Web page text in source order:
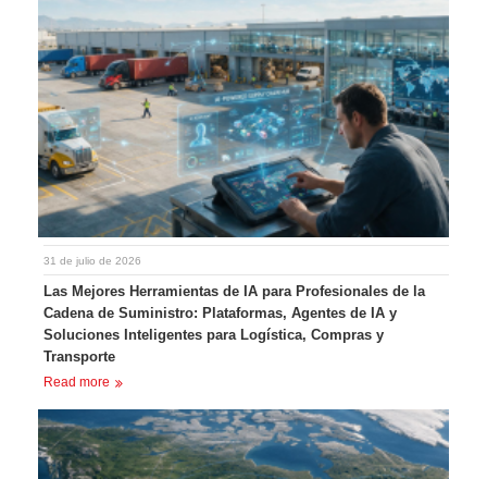
31 de julio de 2026
Las Mejores Herramientas de IA para Profesionales de la
Cadena de Suministro: Plataformas, Agentes de IA y
Soluciones Inteligentes para Logística, Compras y
Transporte
Read more